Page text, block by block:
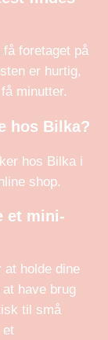
foretaget på
er hurtig,
minutter.
hos Bilka?
hos Bilka i
shop.
et mini-
at holde dine
have brug
til små
et